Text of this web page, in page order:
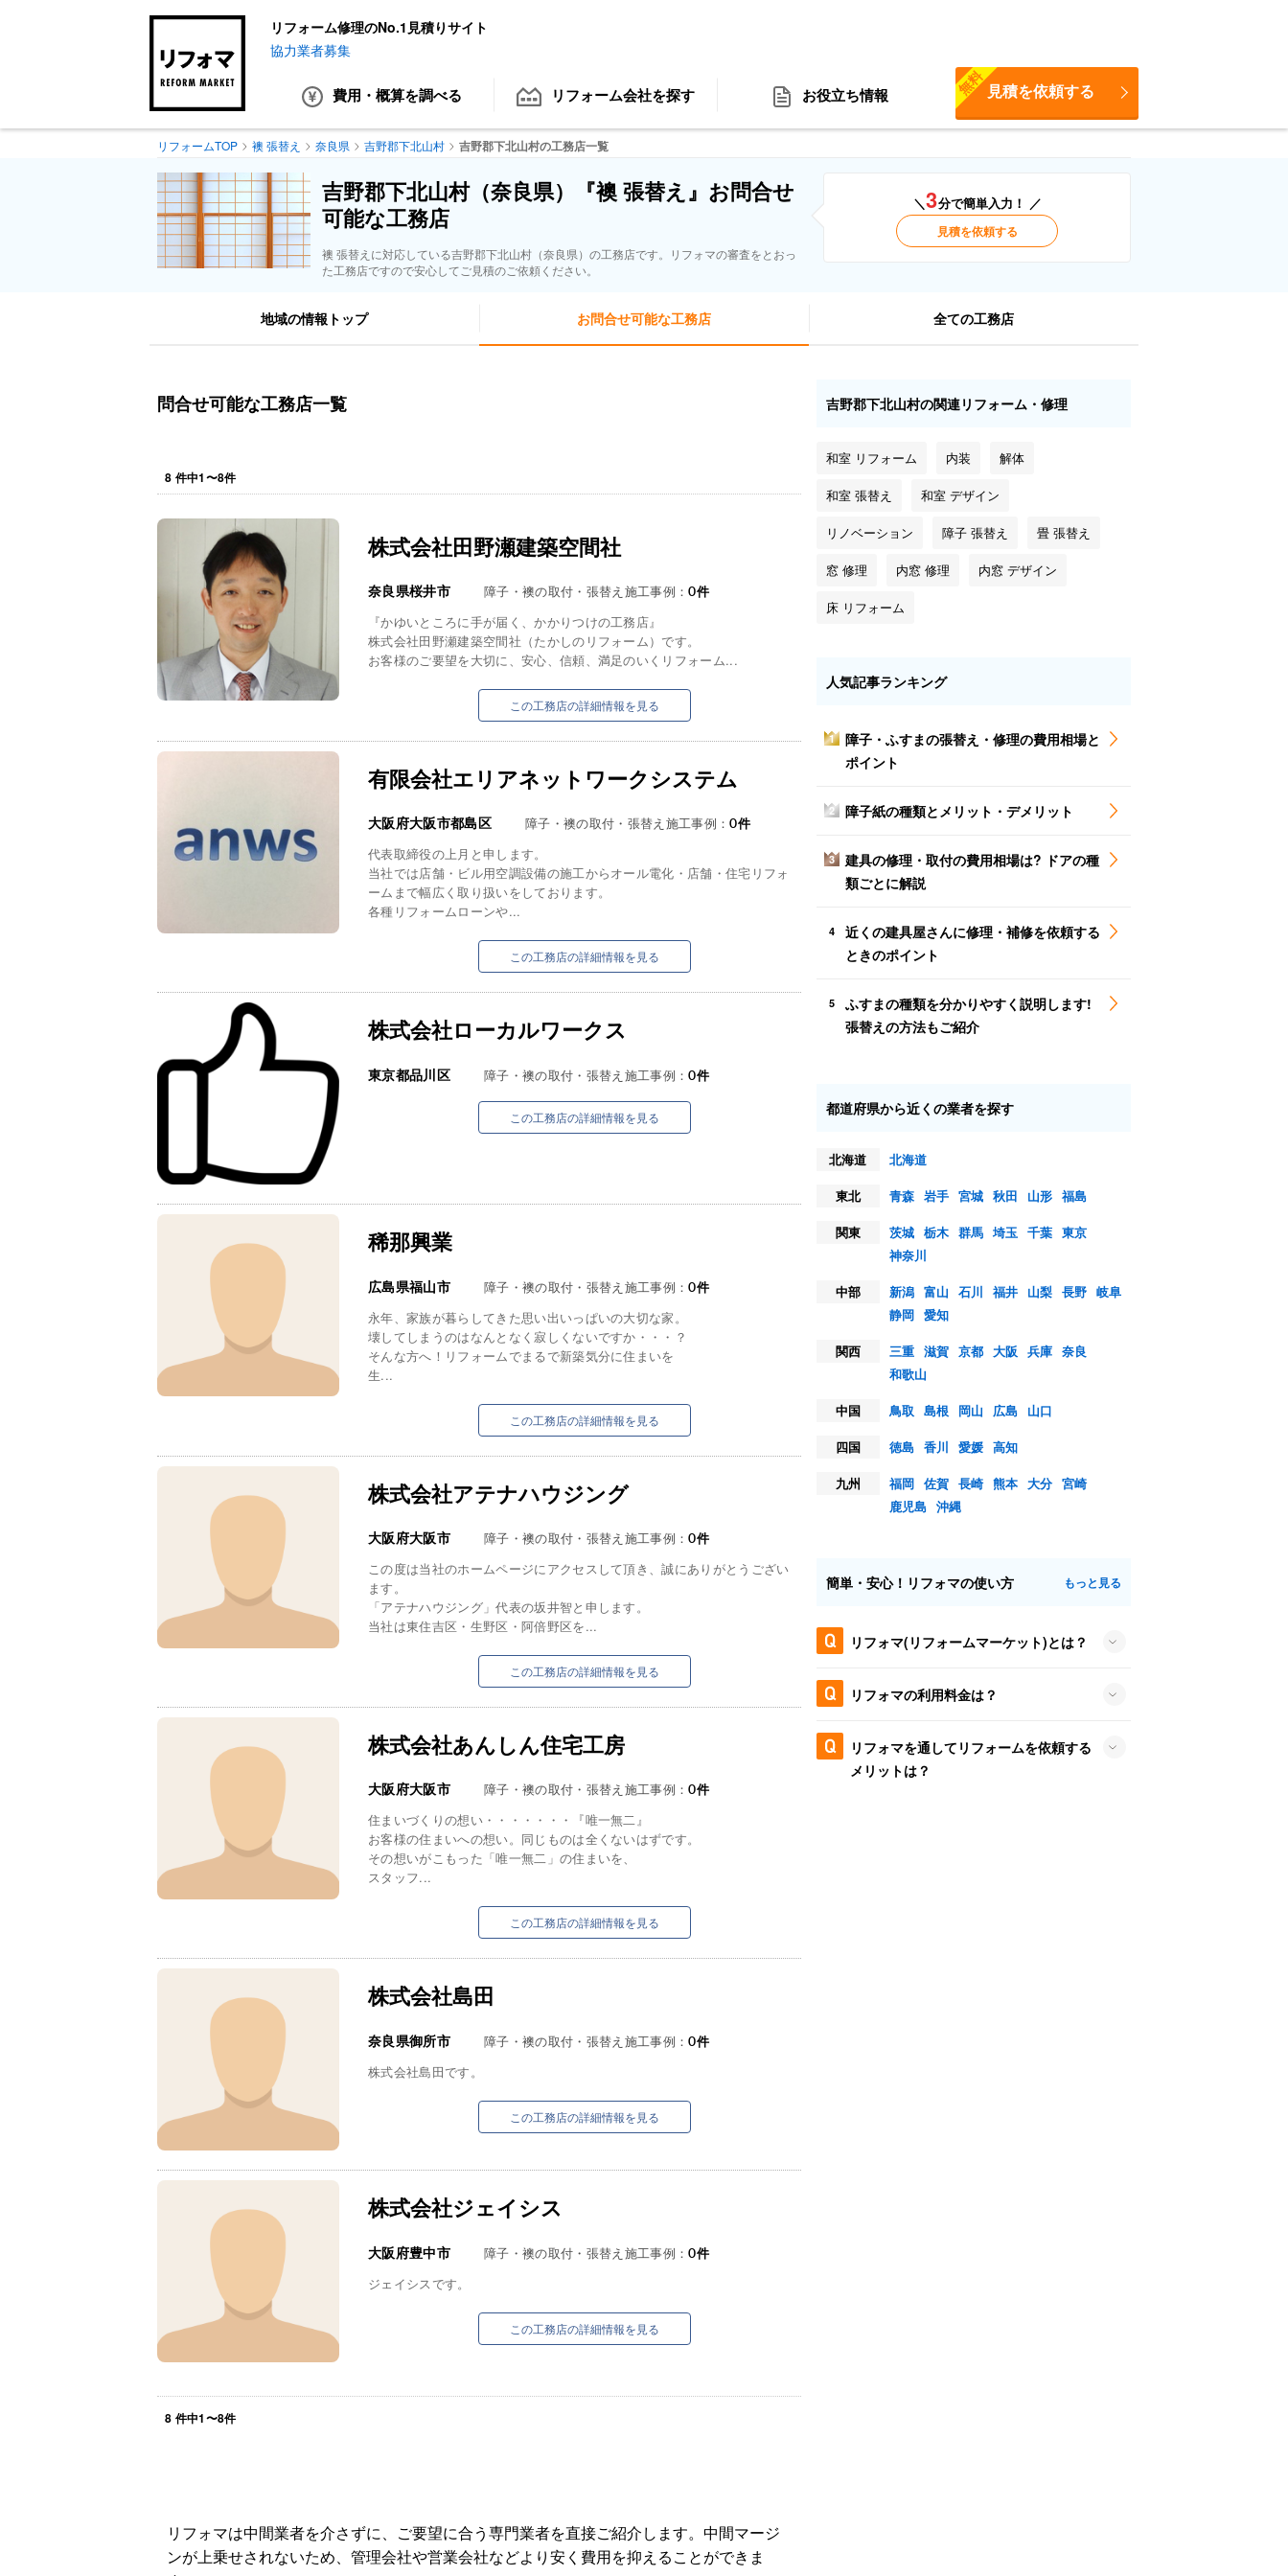
リフォーム修理のNo.1見積りサイト
協力業者募集
費用・概算を調べる リフォーム会社を探す お役立ち情報 見積を依頼する
無料
リフォームTOP 襖 張替え 奈良県 吉野郡下北山村 吉野郡下北山村の工務店一覧
吉野郡下北山村（奈良県）『襖 張替え』お問合せ
可能な工務店
襖 張替えに対応している吉野郡下北山村（奈良県）の工務店です。リフォマの審査をとおっ
た工務店ですので安心してご見積のご依頼ください。
＼3分で簡単入力！ ／
見積を依頼する
地域の情報トップ お問合せ可能な工務店 全ての工務店
問合せ可能な工務店一覧
8 件中1〜8件
株式会社田野瀬建築空間社
奈良県桜井市 障子・襖の取付・張替え施工事例：0件
『かゆいところに手が届く、かかりつけの工務店』
株式会社田野瀬建築空間社（たかしのリフォーム）です。
お客様のご要望を大切に、安心、信頼、満足のいくリフォーム...
この工務店の詳細情報を見る
有限会社エリアネットワークシステム
大阪府大阪市都島区 障子・襖の取付・張替え施工事例：0件
代表取締役の上月と申します。
当社では店舗・ビル用空調設備の施工からオール電化・店舗・住宅リフォ
ームまで幅広く取り扱いをしております。
各種リフォームローンや...
この工務店の詳細情報を見る
株式会社ローカルワークス
東京都品川区 障子・襖の取付・張替え施工事例：0件
この工務店の詳細情報を見る
稀那興業
広島県福山市 障子・襖の取付・張替え施工事例：0件
永年、家族が暮らしてきた思い出いっぱいの大切な家。
壊してしまうのはなんとなく寂しくないですか・・・？
そんな方へ！リフォームでまるで新築気分に住まいを
生...
この工務店の詳細情報を見る
株式会社アテナハウジング
大阪府大阪市 障子・襖の取付・張替え施工事例：0件
この度は当社のホームページにアクセスして頂き、誠にありがとうござい
ます。
「アテナハウジング」代表の坂井智と申します。
当社は東住吉区・生野区・阿倍野区を...
この工務店の詳細情報を見る
株式会社あんしん住宅工房
大阪府大阪市 障子・襖の取付・張替え施工事例：0件
住まいづくりの想い・・・・・・・『唯一無二』
お客様の住まいへの想い。同じものは全くないはずです。
その想いがこもった「唯一無二」の住まいを、
スタッフ...
この工務店の詳細情報を見る
株式会社島田
奈良県御所市 障子・襖の取付・張替え施工事例：0件
株式会社島田です。
この工務店の詳細情報を見る
株式会社ジェイシス
大阪府豊中市 障子・襖の取付・張替え施工事例：0件
ジェイシスです。
この工務店の詳細情報を見る
8 件中1〜8件
リフォマは中間業者を介さずに、ご要望に合う専門業者を直接ご紹介します。中間マージ
ンが上乗せされないため、管理会社や営業会社などより安く費用を抑えることができま
吉野郡下北山村の関連リフォーム・修理
和室 リフォーム 内装 解体
和室 張替え 和室 デザイン
リノベーション 障子 張替え 畳 張替え
窓 修理 内窓 修理 内窓 デザイン
床 リフォーム
人気記事ランキング
1
障子・ふすまの張替え・修理の費用相場と
ポイント
2 障子紙の種類とメリット・デメリット
3
建具の修理・取付の費用相場は? ドアの種
類ごとに解説
4
近くの建具屋さんに修理・補修を依頼する
ときのポイント
5
ふすまの種類を分かりやすく説明します!
張替えの方法もご紹介
都道府県から近くの業者を探す
北海道
北海道
東北
青森 岩手 宮城 秋田 山形 福島
関東
茨城 栃木 群馬 埼玉 千葉 東京
神奈川
中部
新潟 富山 石川 福井 山梨 長野 岐阜
静岡 愛知
関西
三重 滋賀 京都 大阪 兵庫 奈良
和歌山
中国
鳥取 島根 岡山 広島
山口
四国
徳島 香川 愛媛 高知
九州
福岡 佐賀 長崎 熊本 大分 宮崎
鹿児島 沖縄
簡単・安心！リフォマの使い方 もっと見る
リフォマ(リフォームマーケット)とは？
リフォマの利用料金は？
リフォマを通してリフォームを依頼する
メリットは？